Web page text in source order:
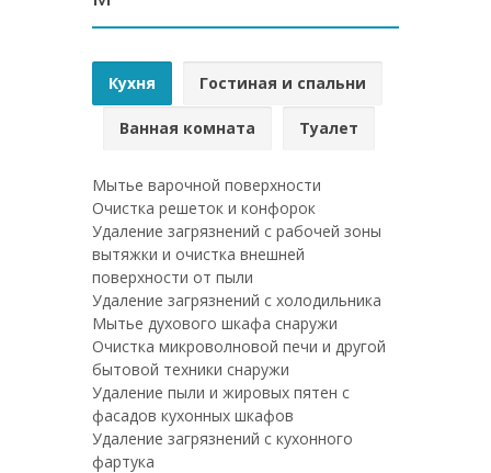
Кухня Гостиная и спальни
Ванная комната Туалет
Мытье варочной поверхности
Очистка решеток и конфорок
Удаление загрязнений с рабочей зоны
вытяжки и очистка внешней
поверхности от пыли
Удаление загрязнений с холодильника
Мытье духового шкафа снаружи
Очистка микроволновой печи и другой
бытовой техники снаружи
Удаление пыли и жировых пятен с
фасадов кухонных шкафов
Удаление загрязнений с кухонного
фартука